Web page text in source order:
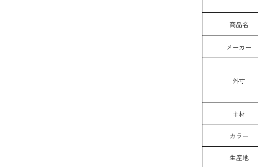
商品名
メーカー
外寸
主材
カラー
生産地